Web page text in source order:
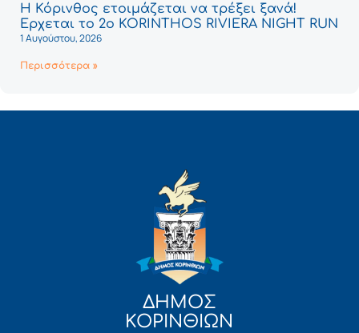
Η Κόρινθος ετοιμάζεται να τρέξει ξανά!
Έρχεται το 2ο KORINTHOS RIVIERA NIGHT RUN
1 Αυγούστου, 2026
Περισσότερα »
ΔΗΜΟΣ
ΚΟΡΙΝΘΙΩΝ